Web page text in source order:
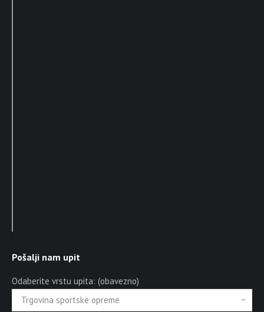
Pošalji nam upit
Odaberite vrstu upita: (obavezno)